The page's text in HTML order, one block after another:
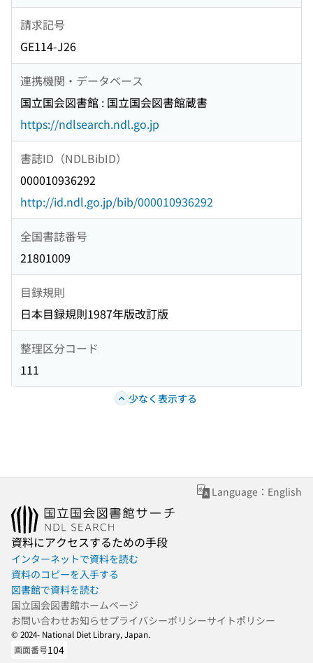
請求記号
GE114-J26
連携機関・データベース
国立国会図書館 : 国立国会図書館蔵書
https://ndlsearch.ndl.go.jp
書誌ID（NDLBibID）
000010936292
http://id.ndl.go.jp/bib/000010936292
全国書誌番号
21801009
目録規則
日本目録規則1987年版改訂版
整理区分コード
111
少なく表示する
Language：English
資料にアクセスするための手段
インターネットで資料を読む
資料のコピーを入手する
図書館で資料を読む
国立国会図書館ホームページ
お問い合わせお知らせプライバシーポリシーサイトポリシー
© 2024- National Diet Library, Japan.
画面番号104